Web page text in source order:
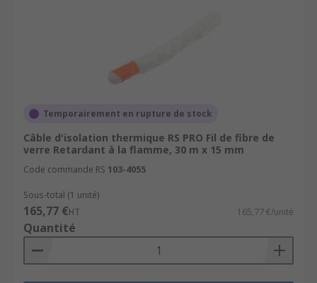
Temporairement en rupture de stock
Câble d'isolation thermique RS PRO Fil de fibre de
verre Retardant à la flamme, 30 m x 15 mm
Code commande RS 103-4055
Sous-total (1 unité)
165,77 €HT 165,77 €/unité
Quantité